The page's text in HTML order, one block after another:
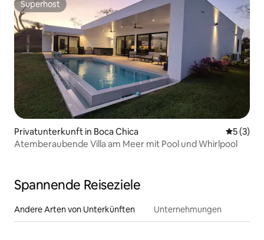
Superhost
Superhost
Privatunterkunft in Boca Chica
5 (3)
Atemberaubende Villa am Meer mit Pool und Whirlpool
Spannende Reiseziele
Andere Arten von Unterkünften Unternehmungen